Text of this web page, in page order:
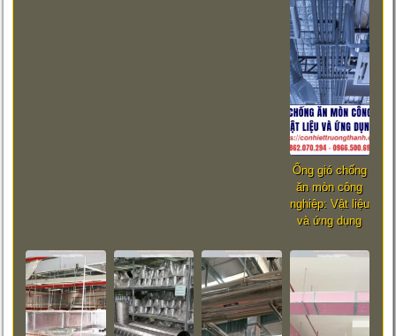
Ống gió chống
ăn mòn công
nghiệp: Vật liệu
và ứng dụng